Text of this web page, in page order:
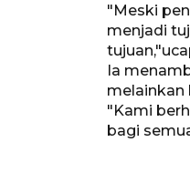
"Meski
menjadi
Ia
melainkan
"Kami
bagi